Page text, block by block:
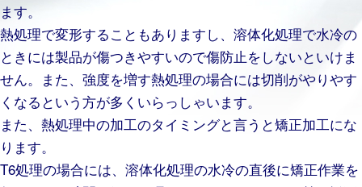
ます。
熱処理で変形することもありますし、溶体化処理で水冷の
ときには製品が傷つきやすいので傷防止をしないといけま
せん。また、強度を増す熱処理の場合には切削がやりやす
くなるという方が多くいらっしゃいます。
また、熱処理中の加工のタイミングと言うと矯正加工にな
ります。
T6処理の場合には、溶体化処理の水冷の直後に矯正作業を